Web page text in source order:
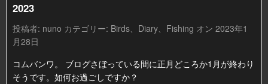
2023
投稿者: nuno カテゴリー: Birds、 Diary、 Fishing オン 2023年1
月28日
コムバンワ。 ブログさぼっている間に正月どころか1月が終わり
そうです。如何お過ごしですか？